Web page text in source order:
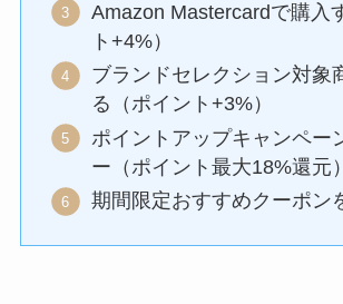
Amazon Mastercardで購入
ト+4%）
ブランドセレクション対象
る（ポイント+3%）
ポイントアップキャンペー
ー（ポイント最大18%還元）
期間限定おすすめクーポン